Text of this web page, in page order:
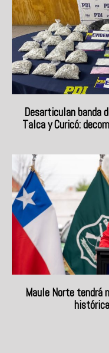
Desarticulan banda
Talca y Curicó:
Maule Norte tendrá